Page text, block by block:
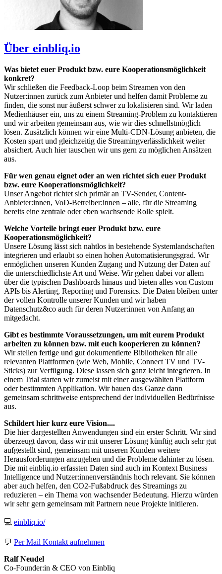
Über einbliq.io
Was bietet euer Produkt bzw. eure Kooperationsmöglichkeit
konkret?
Wir schließen die Feedback-Loop beim Streamen von den
Nutzer:innen zurück zum Anbieter und helfen damit Probleme zu
finden, die sonst nur äußerst schwer zu lokalisieren sind. Wir laden
Medienhäuser ein, uns zu einem Streaming-Problem zu kontaktieren
und wir arbeiten gemeinsam aus, wie wir dies schnellstmöglich
lösen. Zusätzlich können wir eine Multi-CDN-Lösung anbieten, die
Kosten spart und gleichzeitig die Streamingverlässlichkeit weiter
absichert. Auch hier tauschen wir uns gern zu möglichen Ansätzen
aus.
Für wen genau eignet oder an wen richtet sich euer Produkt
bzw. eure Kooperationsmöglichkeit?
Unser Angebot richtet sich primär an TV-Sender, Content-
Anbieter:innen, VoD-Betreiber:innen – alle, für die Streaming
bereits eine zentrale oder eben wachsende Rolle spielt.
Welche Vorteile bringt euer Produkt bzw. eure
Kooperationsmöglichkeit?
Unsere Lösung lässt sich nahtlos in bestehende Systemlandschaften
integrieren und erlaubt so einen hohen Automatisierungsgrad. Wir
ermöglichen unseren Kunden Zugang und Nutzung der Daten auf
die unterschiedlichste Art und Weise. Wir gehen dabei vor allem
über die typischen Dashboards hinaus und bieten alles von Custom
APIs bis Alerting, Reporting und Forensics. Die Daten bleiben unter
der vollen Kontrolle unserer Kunden und wir haben
Datenschutz&co auch für deren Nutzer:innen von Anfang an
mitgedacht.
Gibt es bestimmte Voraussetzungen, um mit eurem Produkt
arbeiten zu können bzw. mit euch kooperieren zu können?
Wir stellen fertige und gut dokumentierte Bibliotheken für alle
relevanten Plattformen (wie Web, Mobile, Connect TV und TV-
Sticks) zur Verfügung. Diese lassen sich ganz leicht integrieren. In
einem Trial starten wir zumeist mit einer ausgewählten Plattform
oder bestimmten Applikation. Wir bauen das Ganze dann
gemeinsam schrittweise entsprechend der individuellen Bedürfnisse
aus.
Schildert hier kurz eure Vision....
Die hier dargestellten Anwendungen sind ein erster Schritt. Wir sind
überzeugt davon, dass wir mit unserer Lösung künftig auch sehr gut
aufgestellt sind, gemeinsam mit unseren Kunden weitere
Herausforderungen anzugehen und die Probleme dahinter zu lösen.
Die mit einbliq.io erfassten Daten sind auch im Kontext Business
Intelligence und Nutzer:innenverständnis hoch relevant. Sie können
aber auch helfen, den CO2-Fußabdruck des Streamings zu
reduzieren – ein Thema von wachsender Bedeutung. Hierzu würden
wir sehr gern gemeinsam mit Partnern neue Projekte initiieren.
💻 einbliq.io/
💬 Per Mail Kontakt aufnehmen
Ralf Neudel
Co-Founder:in & CEO von Einbliq